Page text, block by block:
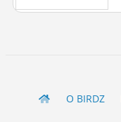
O BIRDZ